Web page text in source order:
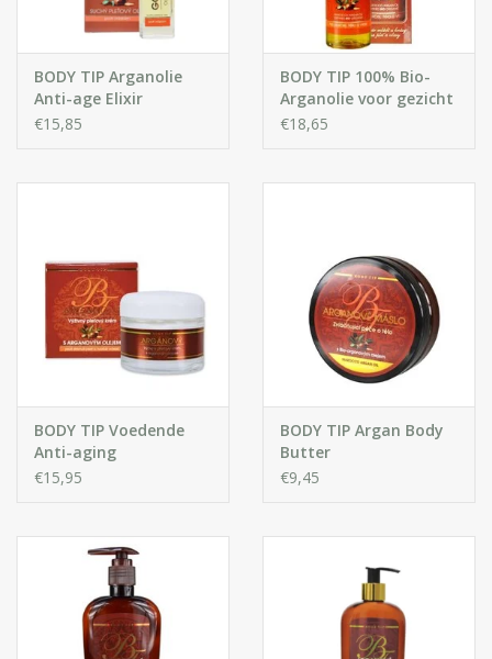
BODY TIP Arganolie
Anti-age Elixir
€15,85
BODY TIP 100% Bio-
Arganolie voor gezicht
en lichaam
€18,65
BODY TIP Voedende
Anti-aging
Gezichtscrème met
€15,95
BODY TIP Argan Body
Butter
€9,45